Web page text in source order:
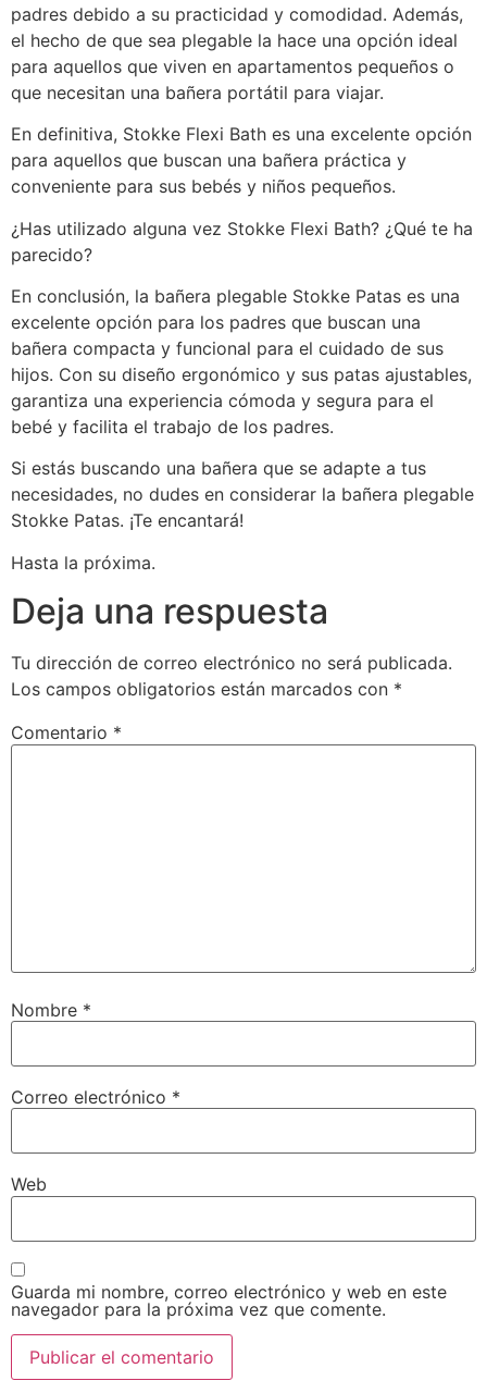
padres debido a su practicidad y comodidad. Además,
el hecho de que sea plegable la hace una opción ideal
para aquellos que viven en apartamentos pequeños o
que necesitan una bañera portátil para viajar.
En definitiva, Stokke Flexi Bath es una excelente opción
para aquellos que buscan una bañera práctica y
conveniente para sus bebés y niños pequeños.
¿Has utilizado alguna vez Stokke Flexi Bath? ¿Qué te ha
parecido?
En conclusión, la bañera plegable Stokke Patas es una
excelente opción para los padres que buscan una
bañera compacta y funcional para el cuidado de sus
hijos. Con su diseño ergonómico y sus patas ajustables,
garantiza una experiencia cómoda y segura para el
bebé y facilita el trabajo de los padres.
Si estás buscando una bañera que se adapte a tus
necesidades, no dudes en considerar la bañera plegable
Stokke Patas. ¡Te encantará!
Hasta la próxima.
Deja una respuesta
Tu dirección de correo electrónico no será publicada.
Los campos obligatorios están marcados con *
Comentario *
Nombre *
Correo electrónico *
Web
Guarda mi nombre, correo electrónico y web en este
navegador para la próxima vez que comente.